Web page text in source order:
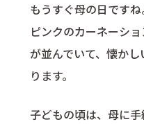
もうすぐ母の日です
ピンクのカーネーシ
が並んでいて、懐か
ります。
子どもの頃は、母に